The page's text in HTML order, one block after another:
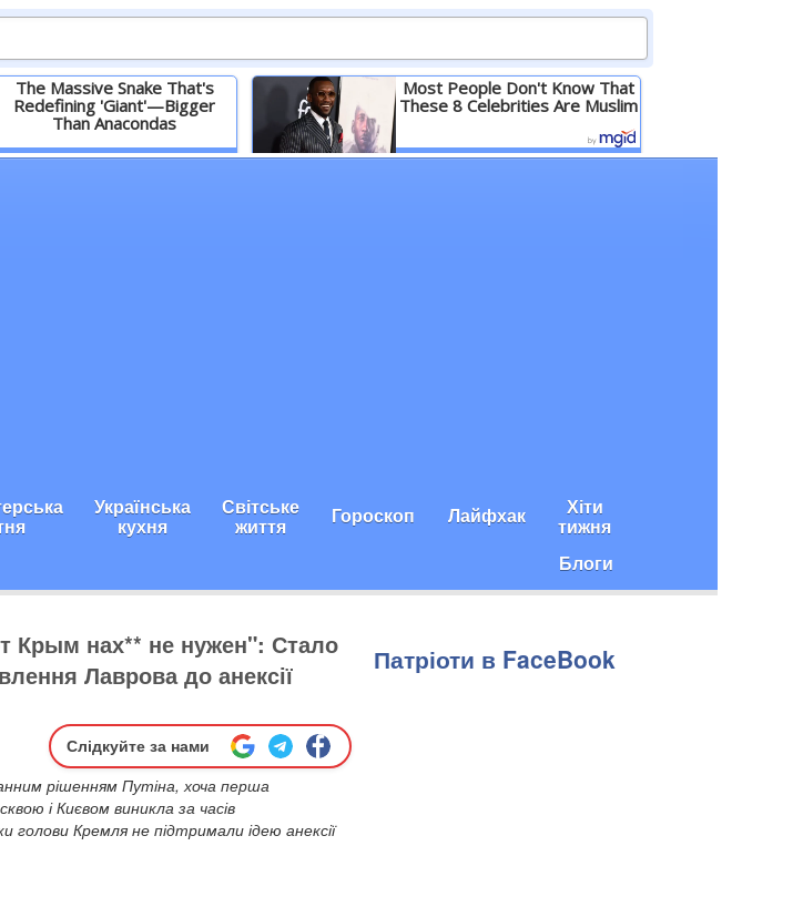
The Massive Snake That's
Redefining 'Giant'—Bigger
Than Anacondas
Детальніше
Most People Don't Know That
These 8 Celebrities Are Muslim
Детальніше
Українська
кухня
Світське
життя Гороскоп Лайфхак Хіти
тижня
Блоги
Крым нах** не нужен": Стало
Лаврова до анексії
Слідкуйте за нами
рішенням Путіна, хоча перша
і Києвом виникла за часів
Кремля не підтримали ідею анексії
Патріоти в FaceBook